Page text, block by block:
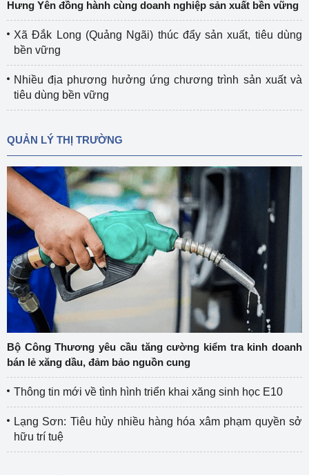
Hưng Yên đồng hành cùng doanh nghiệp sản xuất bền vững
Xã Đắk Long (Quảng Ngãi) thúc đẩy sản xuất, tiêu dùng
bền vững
Nhiều địa phương hưởng ứng chương trình sản xuất và
tiêu dùng bền vững
QUẢN LÝ THỊ TRƯỜNG
Bộ Công Thương yêu cầu tăng cường kiểm tra kinh doanh
bán lẻ xăng dầu, đảm bảo nguồn cung
Thông tin mới về tình hình triển khai xăng sinh học E10
Lạng Sơn: Tiêu hủy nhiều hàng hóa xâm phạm quyền sở
hữu trí tuệ